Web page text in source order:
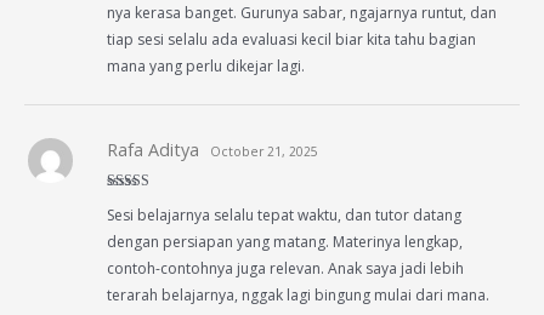
nya kerasa banget. Gurunya sabar, ngajarnya runtut, dan
tiap sesi selalu ada evaluasi kecil biar kita tahu bagian
mana yang perlu dikejar lagi.
of 5
Rafa Aditya October 21, 2025
Sesi belajarnya selalu tepat waktu, dan tutor datang
dengan persiapan yang matang. Materinya lengkap,
contoh-contohnya juga relevan. Anak saya jadi lebih
terarah belajarnya, nggak lagi bingung mulai dari mana.